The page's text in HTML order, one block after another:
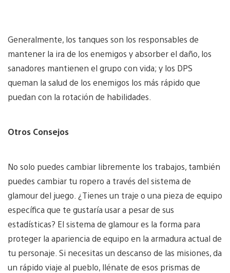
Generalmente, los tanques son los responsables de
mantener la ira de los enemigos y absorber el daño, los
sanadores mantienen el grupo con vida; y los DPS
queman la salud de los enemigos los más rápido que
puedan con la rotación de habilidades.
Otros Consejos
No solo puedes cambiar libremente los trabajos, también
puedes cambiar tu ropero a través del sistema de
glamour del juego. ¿Tienes un traje o una pieza de equipo
específica que te gustaría usar a pesar de sus
estadísticas? El sistema de glamour es la forma para
proteger la apariencia de equipo en la armadura actual de
tu personaje. Si necesitas un descanso de las misiones, da
un rápido viaje al pueblo, llénate de esos prismas de